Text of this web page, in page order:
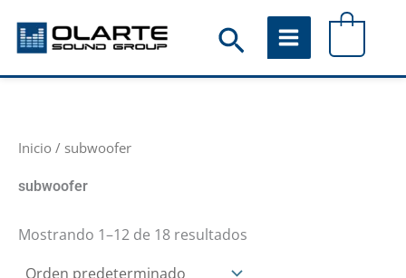
contenido
Buscar
Inicio / subwoofer
subwoofer
Mostrando 1–12 de 18 resultados